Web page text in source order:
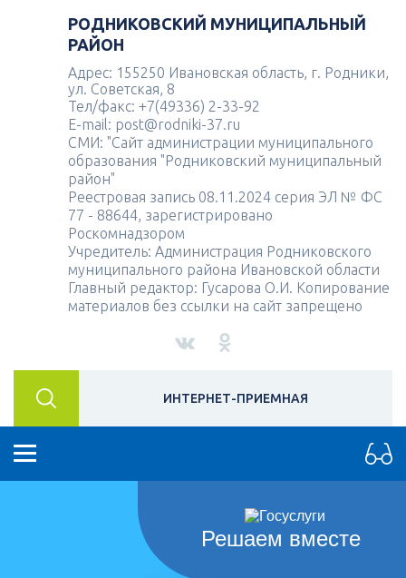
РОДНИКОВСКИЙ МУНИЦИПАЛЬНЫЙ
РАЙОН
Адрес: 155250 Ивановская область, г. Родники,
ул. Советская, 8
Тел/факс: +7(49336) 2-33-92
E-mail: post@rodniki-37.ru
СМИ: "Сайт администрации муниципального
образования "Родниковский муниципальный
район"
Реестровая запись 08.11.2024 серия ЭЛ № ФС
77 - 88644, зарегистрировано
Роскомнадзором
Учредитель: Администрация Родниковского
муниципального района Ивановской области
Главный редактор: Гусарова О.И. Копирование
материалов без ссылки на сайт запрещено
ИНТЕРНЕТ-ПРИЕМНАЯ
Решаем вместе